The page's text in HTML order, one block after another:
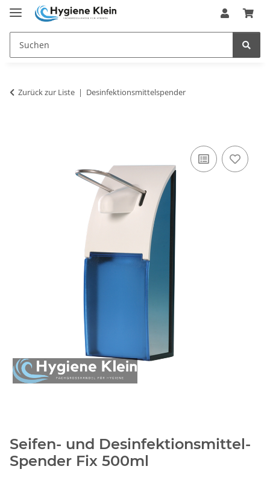
Zurück zur Liste Desinfektionsmittelspender
Seifen- und Desinfektionsmittel-
Spender Fix 500ml